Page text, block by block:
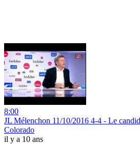
8:00
JL Mélenchon 11/10/2016 4-4 - Le
Colorado
il y a 10 ans